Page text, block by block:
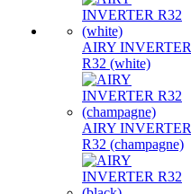
AIRY INVERTER
R32 (white)
AIRY INVERTER
R32 (champagne)